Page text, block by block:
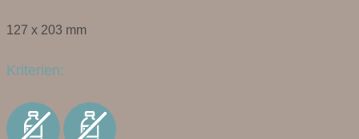
127 x 203 mm
Kriterien: